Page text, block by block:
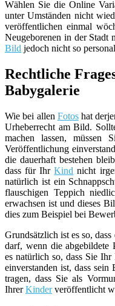
Wählen Sie die Online
unter Umständen nicht
veröffentlichen einmal
Neugeborenen in der Stadt
Bild jedoch nicht so
Rechtliche
Babygalerie
Wie bei allen Fotoshat
Urheberrecht am Bild.
machen lassen, müssen
Veröffentlichung
die dauerhaft bestehen
dass für IhrKind nicht
natürlich ist ein
flauschigen Teppich
erwachsen ist und dieses
dies zum Beispiel bei
Grundsätzlich ist es so,
darf, wenn die abgebildete
es natürlich so, dass Sie
einverstanden ist, dass
tragen, dass Sie als
IhrerKinderveröffentlicht